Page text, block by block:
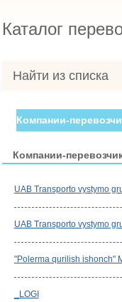
Каталог
Найти из списка
Компании-
Компании-
UAB Transporto vystymo
UAB Transporto vystymo
"Polerma qurilish ishonch"
_LOGI